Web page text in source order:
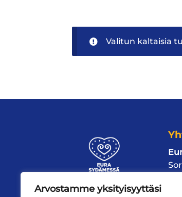
Arvostamme yksityisyyttäsi
Valitun kaltaisia